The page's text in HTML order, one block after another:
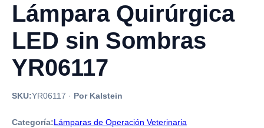
Lámpara Quirúrgica
LED sin Sombras
YR06117
SKU:YR06117 · Por Kalstein
Categoría:Lámparas de Operación Veterinaria